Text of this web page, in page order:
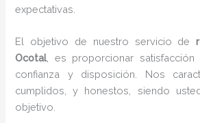
expectativas.
El objetivo de nuestro servicio de
Ocotal, es proporcionar satisfacción
confianza y disposición. Nos
cumplidos, y honestos, siendo
objetivo.